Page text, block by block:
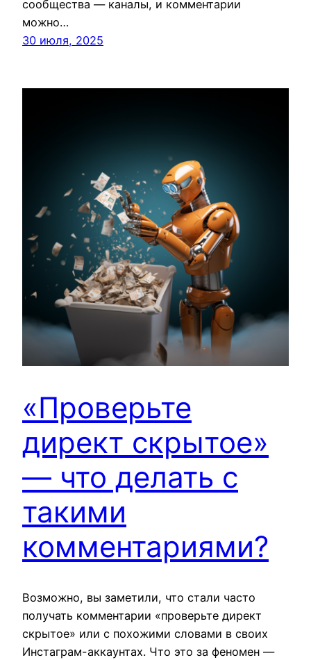
сообщества — каналы, и комментарии
можно…
30 июля, 2025
«Проверьте
директ скрытое»
— что делать с
такими
комментариями?
Возможно, вы заметили, что стали часто
получать комментарии «проверьте директ
скрытое» или с похожими словами в своих
Инстаграм-аккаунтах. Что это за феномен —